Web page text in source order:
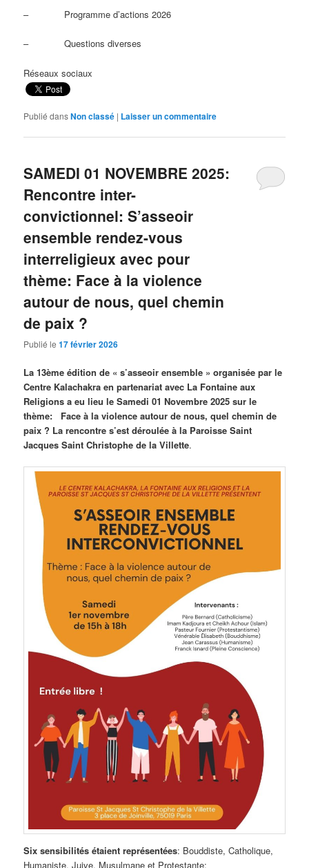
– Programme d’actions 2026
– Questions diverses
Réseaux sociaux
Publié dansNon classé | Laisser un commentaire
SAMEDI 01 NOVEMBRE 2025:
Rencontre inter-
convictionnel: S’asseoir
ensemble rendez-vous
interreligieux avec pour
thème: Face à la violence
autour de nous, quel chemin
de paix ?
Publié le17 février 2026
La 13ème édition de « s’asseoir ensemble » organisée par le
Centre Kalachakra en partenariat avec La Fontaine aux
Religions a eu lieu le Samedi 01 Novembre 2025 sur le
thème: Face à la violence autour de nous, quel chemin de
paix ? La rencontre s’est déroulée à la Paroisse Saint
Jacques Saint Christophe de la Villette.
Six sensibilités étaient représentées: Bouddiste, Catholique,
Humaniste, Juive, Musulmane et Protestante: